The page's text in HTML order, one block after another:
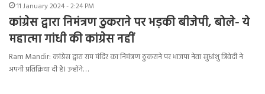
11 January 2024 - 2:24 PM
कांग्रेस द्वारा निमंत्रण ठुकराने पर भड़की बीजेपी, बोले- ये
महात्मा गांधी की कांग्रेस नहीं
Ram Mandir: कांग्रेस द्वारा राम मंदिर का निमंत्रण ठुकराने पर भाजपा नेता सुधांशु त्रिवेदी ने
अपनी प्रतिक्रिया दी है। उन्होंने…